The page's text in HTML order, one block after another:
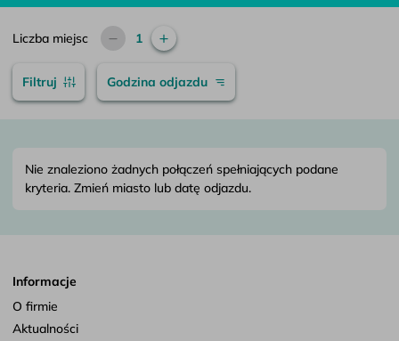
Liczba miejsc 1
Filtruj Godzina odjazdu
Nie znaleziono żadnych połączeń spełniających podane
kryteria. Zmień miasto lub datę odjazdu.
Informacje
O firmie
Aktualności